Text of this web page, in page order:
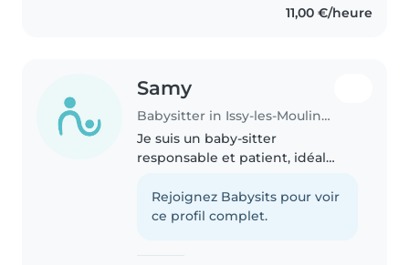
11,00 €/heure
Samy
Babysitter in Issy-les-Moulineaux
Je suis un baby-sitter
responsable et patient, idéal
bas âge. Avec une année
d'expérience, je suis à l'aise avec
Rejoignez Babysits pour voir
ce profil complet.